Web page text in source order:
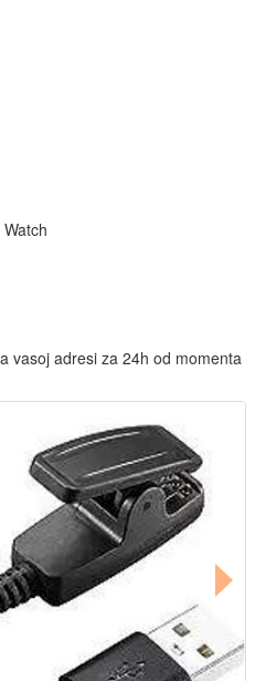
vasoj adresi za 24h od momenta